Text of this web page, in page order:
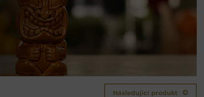
Následující produkt